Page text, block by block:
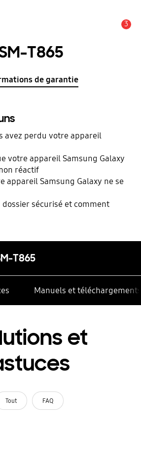
3
T865
de garantie
avez perdu votre appareil
votre appareil Samsung Galaxy
réactif
appareil Samsung Galaxy ne se
sécurisé et comment
T865
Manuels et téléchargements
et
Tout FAQ